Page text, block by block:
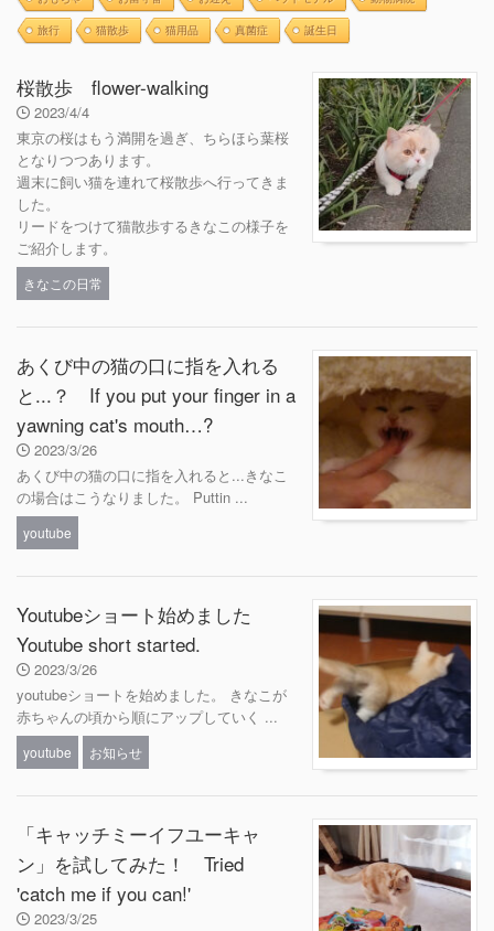
旅行 猫散歩 猫用品 真菌症 誕生日
桜散歩 flower-walking
2023/4/4
東京の桜はもう満開を過ぎ、ちらほら葉桜
となりつつあります。
週末に飼い猫を連れて桜散歩へ行ってきま
した。
リードをつけて猫散歩するきなこの様子を
ご紹介します。
きなこの日常
あくび中の猫の口に指を入れる
と...？ If you put your finger in a
yawning cat's mouth…?
2023/3/26
あくび中の猫の口に指を入れると...きなこ
の場合はこうなりました。 Puttin ...
youtube
Youtubeショート始めました
Youtube short started.
2023/3/26
youtubeショートを始めました。 きなこが
赤ちゃんの頃から順にアップしていく ...
youtube お知らせ
「キャッチミーイフユーキャ
ン」を試してみた！ Tried
'catch me if you can!'
2023/3/25